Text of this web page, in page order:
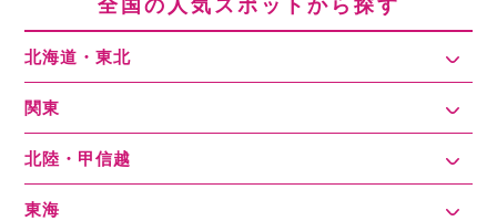
全国の人気スポットから探す
北海道・東北
関東
北陸・甲信越
東海